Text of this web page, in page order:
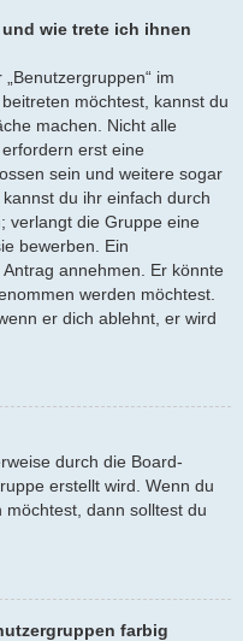
wie trete ich ihnen
im
möchtest, kannst du
machen. Nicht alle
erst eine
sein und weitere sogar
du ihr einfach durch
verlangt die Gruppe eine
bewerben. Ein
annehmen. Er könnte
werden möchtest.
er dich ablehnt, er wird
durch die Board-
erstellt wird. Wenn du
dann solltest du
farbig